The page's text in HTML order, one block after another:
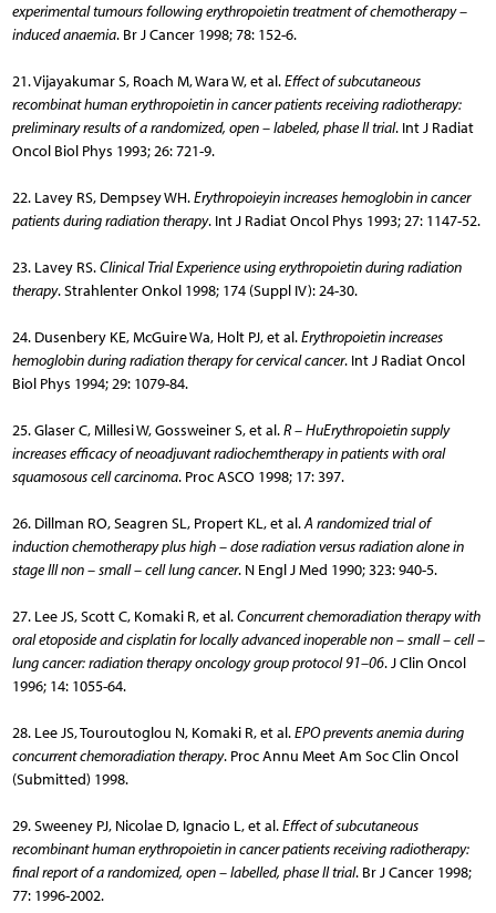
experimental tumours following erythropoietin treatment of chemotherapy –
induced anaemia. Br J Cancer 1998; 78: 152-6.
21. Vijayakumar S, Roach M, Wara W, et al.Effect of subcutaneous
recombinat human erythropoietin in cancer patients receiving radiotherapy:
preliminary results of a randomized, open – labeled, phase II trial. Int J Radiat
Oncol Biol Phys 1993; 26: 721-9.
22. Lavey RS, Dempsey WH.Erythropoieyin increases hemoglobin in cancer
patients during radiation therapy. Int J Radiat Oncol Phys 1993; 27: 1147-52.
23. Lavey RS.Clinical Trial Experience using erythropoietin during radiation
therapy. Strahlenter Onkol 1998; 174 (Suppl IV): 24-30.
24. Dusenbery KE, McGuire Wa, Holt PJ, et al.Erythropoietin increases
hemoglobin during radiation therapy for cervical cancer. Int J Radiat Oncol
Biol Phys 1994; 29: 1079-84.
25. Glaser C, Millesi W, Gossweiner S, et al.R – HuErythropoietin supply
increases efficacy of neoadjuvant radiochemtherapy in patients with oral
squamosous cell carcinoma. Proc ASCO 1998; 17: 397.
26. Dillman RO, Seagren SL, Propert KL, et al.A randomized trial of
induction chemotherapy plus high – dose radiation versus radiation alone in
stage III non – small – cell lung cancer. N Engl J Med 1990; 323: 940-5.
27. Lee JS, Scott C, Komaki R, et al.Concurrent chemoradiation therapy with
oral etoposide and cisplatin for locally advanced inoperable non – small – cell –
lung cancer: radiation therapy oncology group protocol 91–06. J Clin Oncol
1996; 14: 1055-64.
28. Lee JS, Touroutoglou N, Komaki R, et al.EPO prevents anemia during
concurrent chemoradiation therapy. Proc Annu Meet Am Soc Clin Oncol
(Submitted) 1998.
29. Sweeney PJ, Nicolae D, Ignacio L, et al.Effect of subcutaneous
recombinant human erythropoietin in cancer patients receiving radiotherapy:
final report of a randomized, open – labelled, phase II trial. Br J Cancer 1998;
77: 1996-2002.